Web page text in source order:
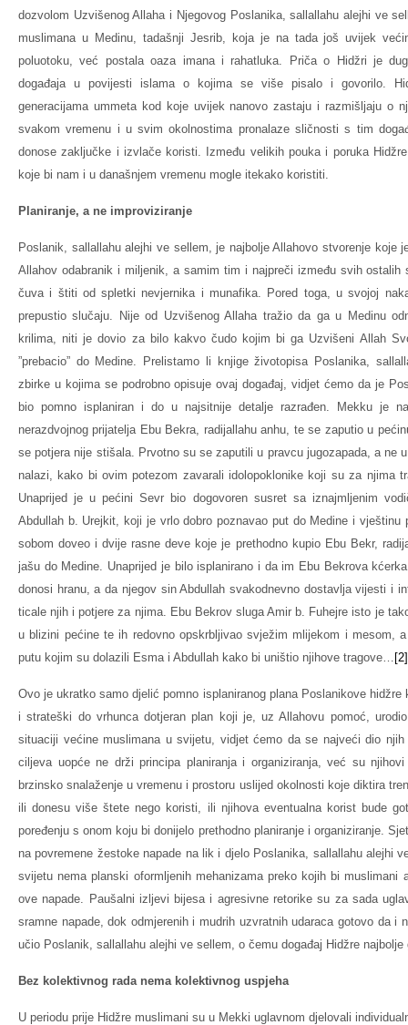
dozvolom Uzvišenog Allaha i Njegovog Poslanika, sallallahu alejhi ve
muslimana u Medinu, tadašnji Jesrib, koja je na tada još uvijek
poluotoku, već postala oaza imana i rahatluka. Priča o Hidžri je
događaja u povijesti islama o kojima se više pisalo i govorilo.
generacijama ummeta kod koje uvijek nanovo zastaju i razmišljaju o
svakom vremenu i u svim okolnostima pronalaze sličnosti s tim
donose zaključke i izvlače koristi. Između velikih pouka i poruka
koje bi nam i u današnjem vremenu mogle itekako koristiti.
Planiranje, a ne improviziranje
Poslanik, sallallahu alejhi ve sellem, je najbolje Allahovo stvorenje koje
Allahov odabranik i miljenik, a samim tim i najpreči između svih ostalih
čuva i štiti od spletki nevjernika i munafika. Pored toga, u svojoj
prepustio slučaju. Nije od Uzvišenog Allaha tražio da ga u Medinu
krilima, niti je dovio za bilo kakvo čudo kojim bi ga Uzvišeni Allah
”prebacio” do Medine. Prelistamo li knjige životopisa Poslanika,
zbirke u kojima se podrobno opisuje ovaj događaj, vidjet ćemo da je
bio pomno isplaniran i do u najsitnije detalje razrađen. Mekku je
nerazdvojnog prijatelja Ebu Bekra, radijallahu anhu, te se zaputio u
se potjera nije stišala. Prvotno su se zaputili u pravcu jugozapada, a ne
nalazi, kako bi ovim potezom zavarali idolopoklonike koji su za njima
Unaprijed je u pećini Sevr bio dogovoren susret sa iznajmljenim
Abdullah b. Urejkit, koji je vrlo dobro poznavao put do Medine i vještinu
sobom doveo i dvije rasne deve koje je prethodno kupio Ebu Bekr,
jašu do Medine. Unaprijed je bilo isplanirano i da im Ebu Bekrova
donosi hranu, a da njegov sin Abdullah svakodnevno dostavlja vijesti i
ticale njih i potjere za njima. Ebu Bekrov sluga Amir b. Fuhejre isto je
u blizini pećine te ih redovno opskrbljivao svježim mlijekom i mesom,
putu kojim su dolazili Esma i Abdullah kako bi uništio njihove tragove…
[2]
Ovo je ukratko samo djelić pomno isplaniranog plana Poslanikove
i strateški do vrhunca dotjeran plan koji je, uz Allahovu pomoć,
situaciji većine muslimana u svijetu, vidjet ćemo da se najveći dio njih
ciljeva uopće ne drži principa planiranja i organiziranja, već su
brzinsko snalaženje u vremenu i prostoru uslijed okolnosti koje diktira
ili donesu više štete nego koristi, ili njihova eventualna korist bude
poređenju s onom koju bi donijelo prethodno planiranje i organiziranje.
na povremene žestoke napade na lik i djelo Poslanika, sallallahu alejhi
svijetu nema planski oformljenih mehanizama preko kojih bi muslimani
ove napade. Paušalni izljevi bijesa i agresivne retorike su za sada
sramne napade, dok odmjerenih i mudrih uzvratnih udaraca gotovo da i
učio Poslanik, sallallahu alejhi ve sellem, o čemu događaj Hidžre najbolje
Bez kolektivnog rada nema kolektivnog uspjeha
U periodu prije Hidžre muslimani su u Mekki uglavnom djelovali